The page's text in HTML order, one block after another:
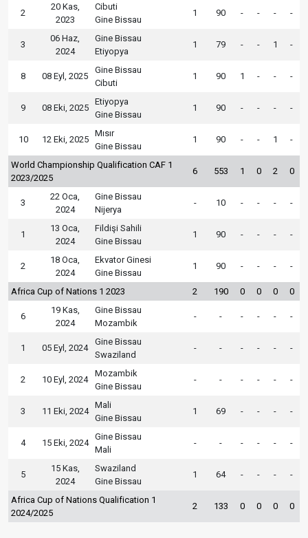
2
20 Kas,
2023
Cibuti
Gine Bissau
1 90 - - - -
3
06 Haz,
2024
Gine Bissau
Etiyopya
1 79 - - 1 -
8 08 Eyl, 2025
Gine Bissau
Cibuti
1 90 1 - - -
9 08 Eki, 2025
Etiyopya
Gine Bissau
1 90 - - - -
10 12 Eki, 2025
Mısır
Gine Bissau
1 90 - - 1 -
World Championship Qualification CAF 1
2023/2025
6 553 1 0 2 0
3
22 Oca,
2024
Gine Bissau
Nijerya
- 10 - - - -
1
13 Oca,
2024
Fildişi Sahili
Gine Bissau
1 90 - - - -
2
18 Oca,
2024
Ekvator Ginesi
Gine Bissau
1 90 - - - -
Africa Cup of Nations 1 2023 2 190 0 0 0 0
6
19 Kas,
2024
Gine Bissau
Mozambik
- - - - - -
1 05 Eyl, 2024
Gine Bissau
Swaziland
- - - - - -
2 10 Eyl, 2024
Mozambik
Gine Bissau
- - - - - -
3 11 Eki, 2024
Mali
Gine Bissau
1 69 - - - -
4 15 Eki, 2024
Gine Bissau
Mali
- - - - - -
5
15 Kas,
2024
Swaziland
Gine Bissau
1 64 - - - -
Africa Cup of Nations Qualification 1
2024/2025
2 133 0 0 0 0